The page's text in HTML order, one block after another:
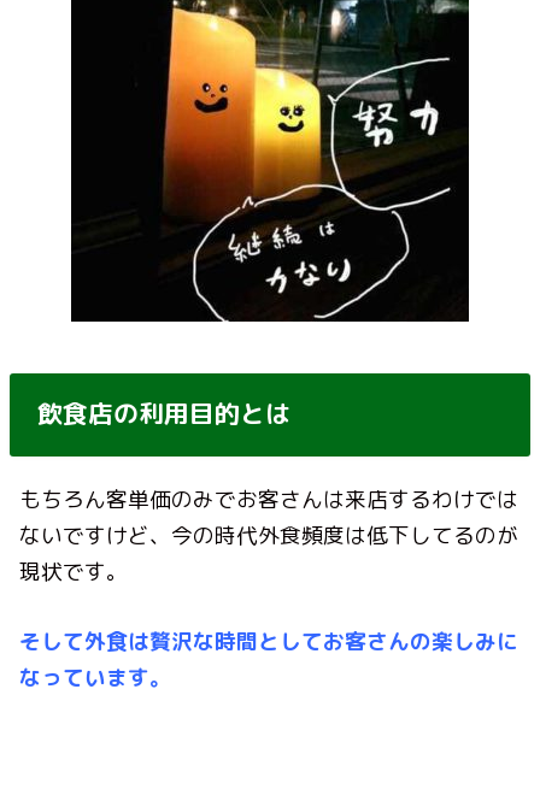
飲食店の利用目的とは
もちろん客単価のみでお客さんは来店するわけでは
ないですけど、今の時代外食頻度は低下してるのが
現状です。
そして外食は贅沢な時間としてお客さんの楽しみに
なっています。